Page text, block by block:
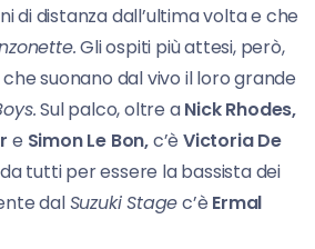
di distanza dall’ultima volta e che
Gli ospiti più attesi, però,
che suonano dal vivo il loro grande
Sul palco, oltre aNick Rhodes,
e Simon Le Bon,c’èVictoria De
tutti per essere la bassista dei
dalSuzuki Stagec’è Ermal